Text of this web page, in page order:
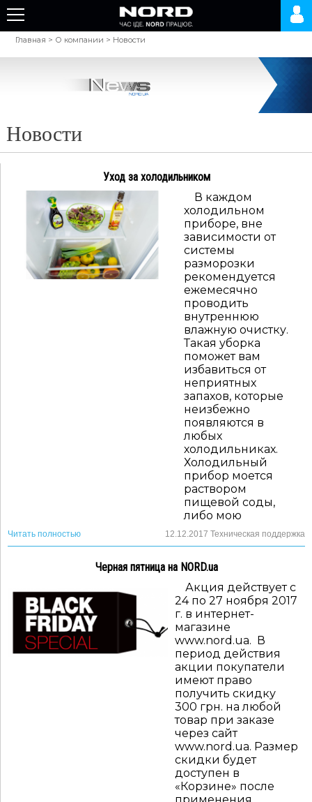
Главная > О компании > Новости
Новости
Уход за холодильником
В каждом
холодильном
приборе, вне
зависимости от
системы
разморозки
рекомендуется
ежемесячно
проводить
внутреннюю
влажную очистку.
Такая уборка
поможет вам
избавиться от
неприятных
запахов, которые
неизбежно
появляются в
любых
холодильниках.
Холодильный
прибор моется
раствором
пищевой соды,
либо мою
Читать полностью 12.12.2017 Техническая поддержка
Черная пятница на NORD.ua
Акция действует с
24 по 27 ноября 2017
г. в интернет-
магазине
www.nord.ua. В
период действия
акции покупатели
имеют право
получить скидку
300 грн. на любой
товар при заказе
через сайт
www.nord.ua. Размер
скидки будет
доступен в
«Корзине» после